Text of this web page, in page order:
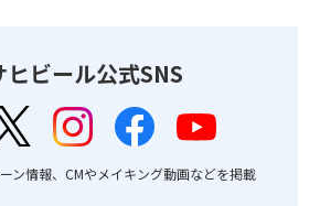
ヒビール公式SNS
ン情報、CMやメイキング動画などを掲載